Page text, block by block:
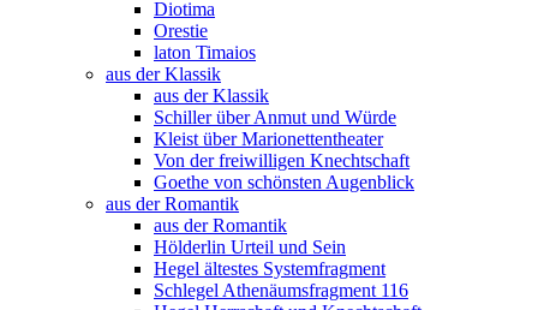
Diotima
Orestie
laton Timaios
aus der Klassik
aus der Klassik
Schiller über Anmut und Würde
Kleist über Marionettentheater
Von der freiwilligen Knechtschaft
Goethe von schönsten Augenblick
aus der Romantik
aus der Romantik
Hölderlin Urteil und Sein
Hegel ältestes Systemfragment
Schlegel Athenäumsfragment 116